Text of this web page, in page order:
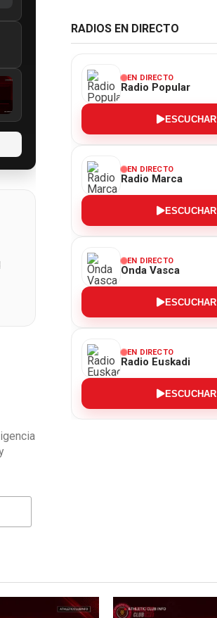
RADIOS EN DIRECTO
EN DIRECTO
Radio Popular
ESCUCHAR
EN DIRECTO
Radio Marca
ESCUCHAR
EN DIRECTO
Onda Vasca
ESCUCHAR
EN DIRECTO
Radio Euskadi
ESCUCHAR